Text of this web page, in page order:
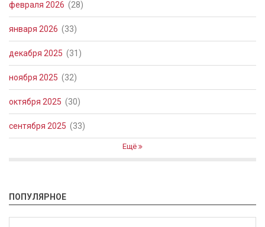
февраля 2026 (28)
января 2026 (33)
декабря 2025 (31)
ноября 2025 (32)
октября 2025 (30)
сентября 2025 (33)
Ещё
ПОПУЛЯРНОЕ